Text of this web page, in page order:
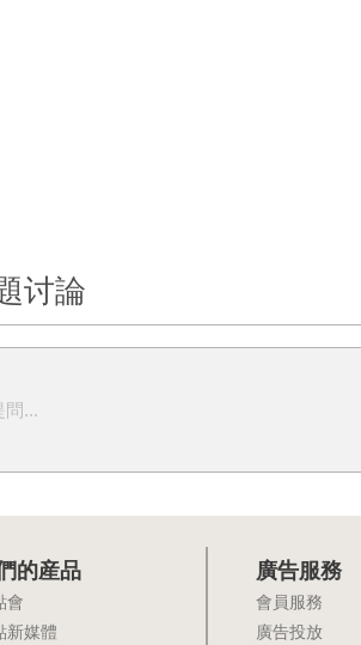
讨論
問...
的産品
會
新媒體
廣告服務
會員服務
廣告投放